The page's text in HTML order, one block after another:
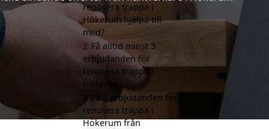
renovera trappa i
Hökerum hjälpa till
med?
2 Få alltid minst 3
erbjudanden för
renovera trappa i
Hökerum
Få 3 erbjudanden för
renovera trappa i
Hökerum från